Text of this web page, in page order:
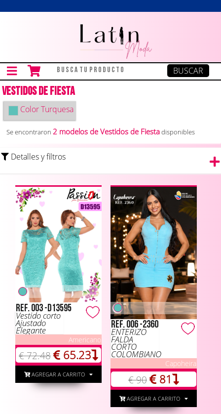
Vestidos de Fiesta
ColorTurquesa
Se encontraron2 modelos de Vestidos de Fiestadisponibles
Detalles y filtros
Ref. 003 -D13595
Vestido corto
Ajustado
Elegante
Americano
€ 72.48 65.23
AGREGAR A CARRITO
Ref. 006 -2360
ENTERIZO
FALDA
CORTO
COLOMBIANO
Capoheira
€ 90 81
AGREGAR A CARRITO